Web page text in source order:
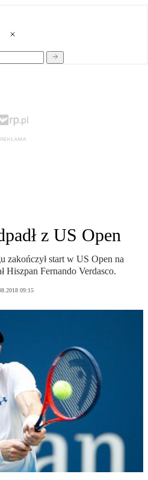
z US Open
zakończył start w US Open na
Hiszpan Fernando Verdasco.
09:15